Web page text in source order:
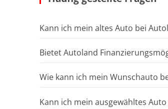
Kann ich mein altes Auto bei
Bietet Autoland
Wie kann ich mein Wunschauto
Kann ich mein ausgewähltes